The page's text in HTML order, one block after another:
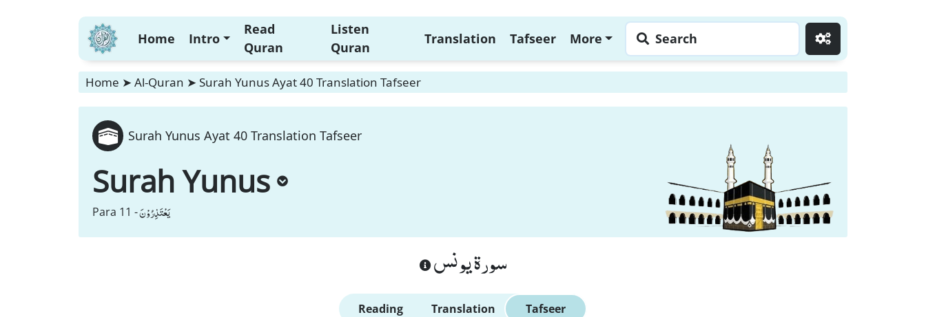
Home Intro
Read
Quran
Listen
Quran
Translation Tafseer More Search
Home ➤ Al-Quran ➤ Surah Yunus Ayat 40 Translation Tafseer
Surah Yunus Ayat 40 Translation Tafseer
Surah Yunus
Para 11 -یَعْتَذِرُوْنَ
سورة يونس
Reading Translation Tafseer